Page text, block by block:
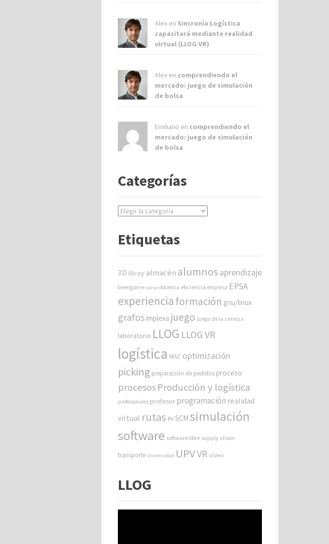
Alex en Sincronía Logística
capacitará mediante realidad
virtual (LLOG VR)
Alex en comprendiendo el
mercado: juego de simulación
de bolsa
Emiliano en comprendiendo el
mercado: juego de simulación
de bolsa
Categorías
C
e
r
s
Etiquetas
3D Alcoy almacén alumnos aprendizaje
beergame curso docencia eficiencia empresa EPSA
experiencia formación gnu/linux
grafos implexa juego juego de la cerveza
laboratorio LLOG LLOG VR
logística MAC optimización
picking preparación de pedidos proceso
procesosProducción y logística
profesionales profesor programación realidad
virtual rutas RV SCM simulación
software software libre supply chain
transporte Universidad UPVVR vídeo
LLOG